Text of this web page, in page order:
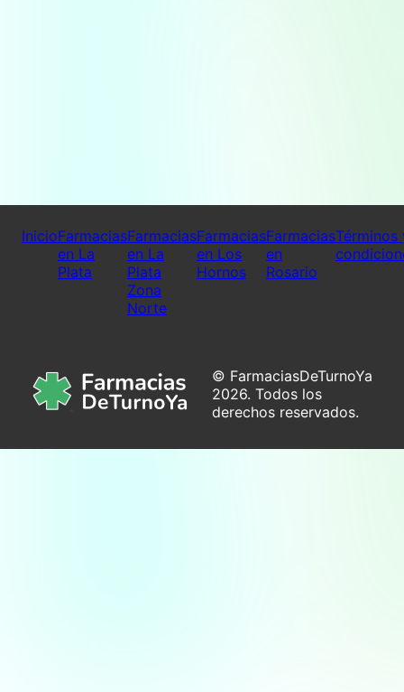
InicioFarmacias
en La
Plata
Farmacias
en La
Plata
Zona
Norte
Farmacias
en Los
Hornos
Farmacias
en
Rosario
Términos
© FarmaciasDeTurnoYa
2026. Todos los
derechos reservados.